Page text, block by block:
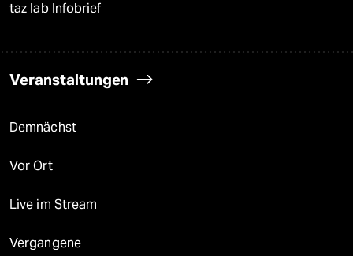
taz lab Infobrief
Veranstaltungen
Demnächst
Vor Ort
Live im Stream
Vergangene